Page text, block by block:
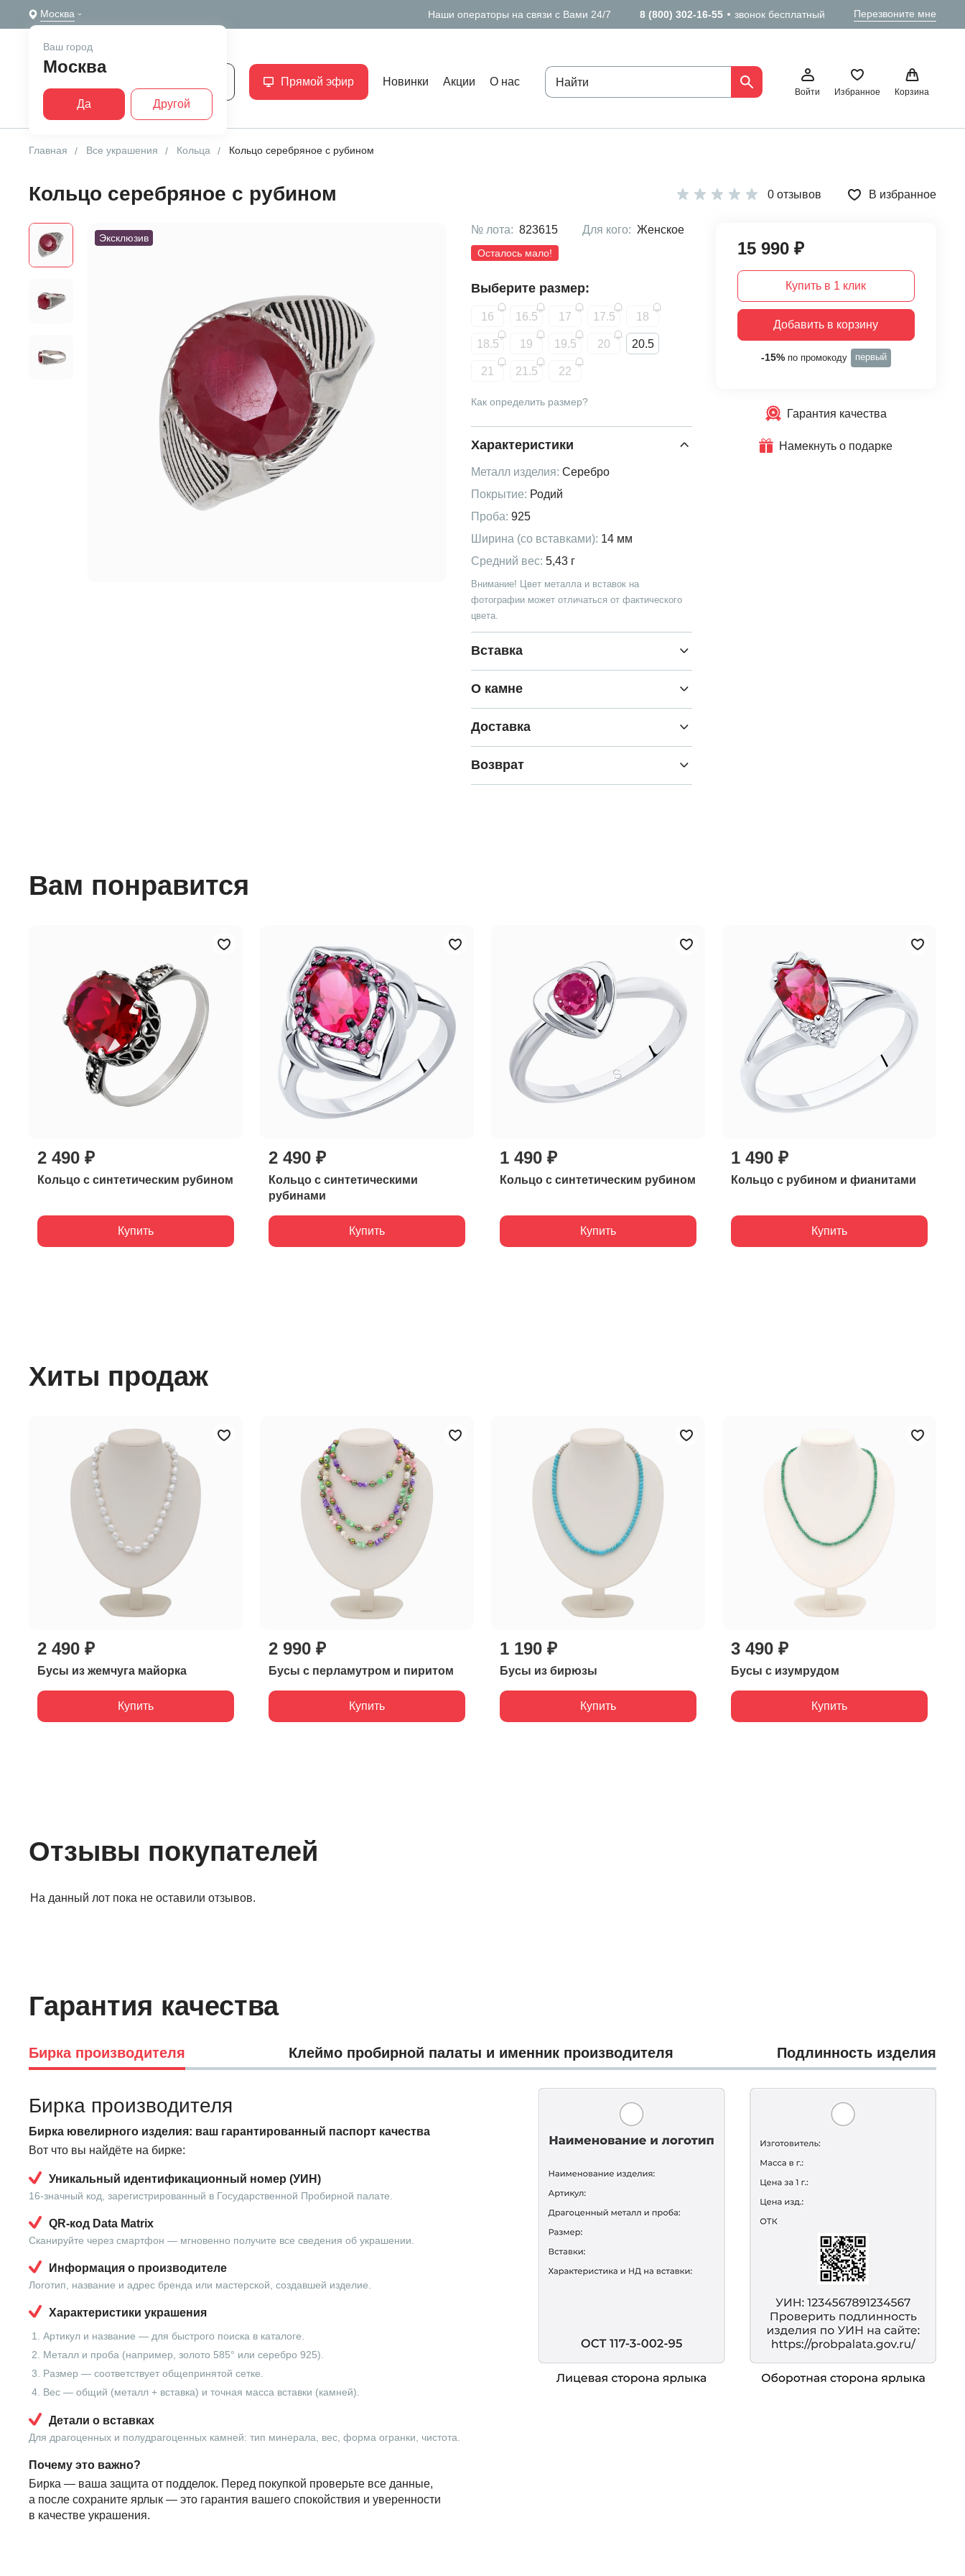
Москва Наши операторы на связи с Вами 24/7 8 (800) 302-16-55 звонок бесплатный Перезвоните мне
Ваш город
Москва
Да Другой
Прямой эфир Новинки Акции О нас
Войти Избранное Корзина
Главная Все украшения Кольца Кольцо серебряное с рубином
Кольцо серебряное с рубином 0 отзывов В избранное
Эксклюзив
№ лота: 823615 Для кого: Женское
Осталось мало!
Выберите размер:
16 16.5 17 17.5 18
18.5 19 19.5 20 20.5
21 21.5 22
Как определить размер?
Характеристики
Металл изделия: Серебро
Покрытие: Родий
Проба: 925
Ширина (со вставками): 14 мм
Средний вес: 5,43 г
Внимание! Цвет металла и вставок на
фотографии может отличаться от фактического
цвета.
Вставка
О камне
Доставка
Возврат
15 990 ₽
Купить в 1 клик
Добавить в корзину
-15%по промокоду первый
Гарантия качества
Намекнуть о подарке
Вам понравится
2 490 ₽
Кольцо с синтетическим рубином
Купить
2 490 ₽
Кольцо с синтетическими
рубинами
Купить
1 490 ₽
Кольцо с синтетическим рубином
Купить
1 490 ₽
Кольцо с рубином и фианитами
Купить
Хиты продаж
2 490 ₽
Бусы из жемчуга майорка
Купить
2 990 ₽
Бусы с перламутром и пиритом
Купить
1 190 ₽
Бусы из бирюзы
Купить
3 490 ₽
Бусы с изумрудом
Купить
Отзывы покупателей
На данный лот пока не оставили отзывов.
Гарантия качества
Бирка производителя Клеймо пробирной палаты и именник производителя Подлинность изделия
Бирка производителя
Бирка ювелирного изделия: ваш гарантированный паспорт качества
Вот что вы найдёте на бирке:
Уникальный идентификационный номер (УИН)
16-значный код, зарегистрированный в Государственной Пробирной палате.
QR-код Data Matrix
Сканируйте через смартфон — мгновенно получите все сведения об украшении.
Информация о производителе
Логотип, название и адрес бренда или мастерской, создавшей изделие.
Характеристики украшения
Артикул и название — для быстрого поиска в каталоге.
Металл и проба (например, золото 585° или серебро 925).
Размер — соответствует общепринятой сетке.
Вес — общий (металл + вставка) и точная масса вставки (камней).
Детали о вставках
Для драгоценных и полудрагоценных камней: тип минерала, вес, форма огранки, чистота.
Почему это важно?
Бирка — ваша защита от подделок. Перед покупкой проверьте все данные,
а после сохраните ярлык — это гарантия вашего спокойствия и уверенности
в качестве украшения.